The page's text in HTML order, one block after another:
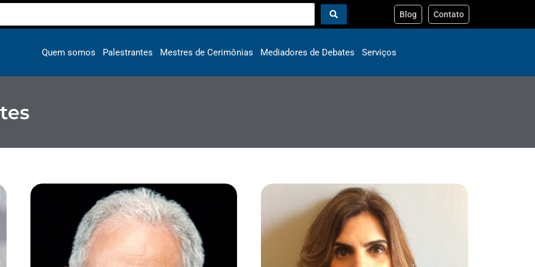
Blog Contato
Quem somos Palestrantes Mestres de Cerimônias Mediadores de Debates Serviços